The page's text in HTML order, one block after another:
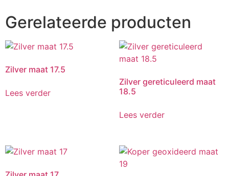
Gerelateerde producten
Zilver maat 17.5
Lees verder
Zilver gereticuleerd maat
18.5
Lees verder